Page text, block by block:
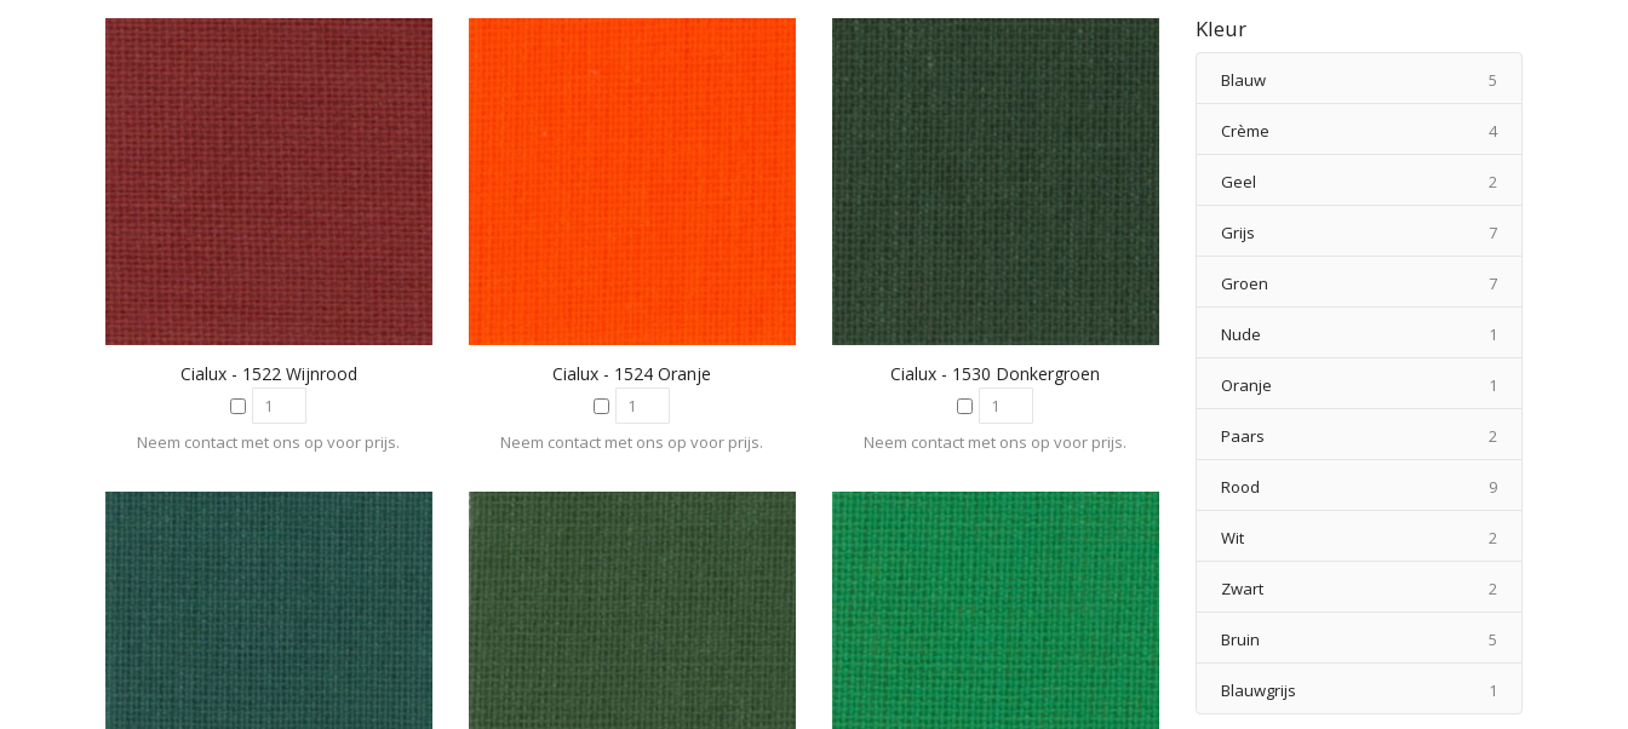
Cialux - 1522 Wijnrood
Neem contact met ons op voor prijs.
Cialux - 1524 Oranje
Neem contact met ons op voor prijs.
Cialux - 1530 Donkergroen
Neem contact met ons op voor prijs.
Kleur
Blauw 5
Crème 4producten
Geel 2
Grijs 7producten
Groen 7producten
Nude 1
Oranje 1
Paars 2
Rood 9producten
Wit 2
Zwart 2
Bruin 5
Blauwgrijs 1